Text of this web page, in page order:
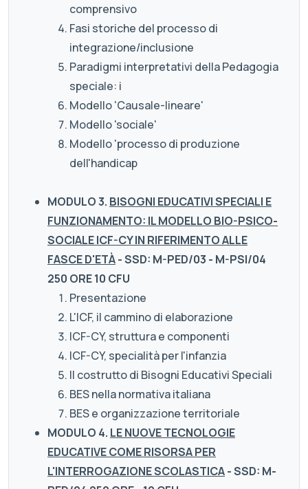
comprensivo
Fasi storiche del processo di
integrazione/inclusione
Paradigmi interpretativi della Pedagogia
speciale: i
Modello 'Causale-lineare'
Modello 'sociale'
Modello 'processo di produzione
dell'handicap
MODULO 3. BISOGNI EDUCATIVI SPECIALI E
FUNZIONAMENTO: IL MODELLO BIO-PSICO-
SOCIALE ICF-CY IN RIFERIMENTO ALLE
FASCE D'ETÀ- SSD: M-PED/03 - M-PSI/04
250 ORE 10 CFU
Presentazione
L'ICF, il cammino di elaborazione
ICF-CY, struttura e componenti
ICF-CY, specialità per l'infanzia
Il costrutto di Bisogni Educativi Speciali
BES nella normativa italiana
BES e organizzazione territoriale
MODULO 4. LE NUOVE TECNOLOGIE
EDUCATIVE COME RISORSA PER
L'INTERROGAZIONE SCOLASTICA- SSD: M-